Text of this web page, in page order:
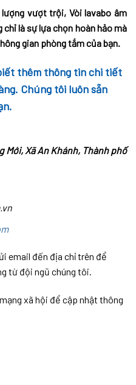
vượt trội, Vòi lavabo âm
là sự lựa chọn hoàn hảo mà
gian phòng tắm của bạn.
thêm thông tin chi tiết
Chúng tôi luôn sẵn
Mới, Xã An Khánh, Thành phố
email đến địa chỉ trên để
từ đội ngũ chúng tôi.
xã hội để cập nhật thông